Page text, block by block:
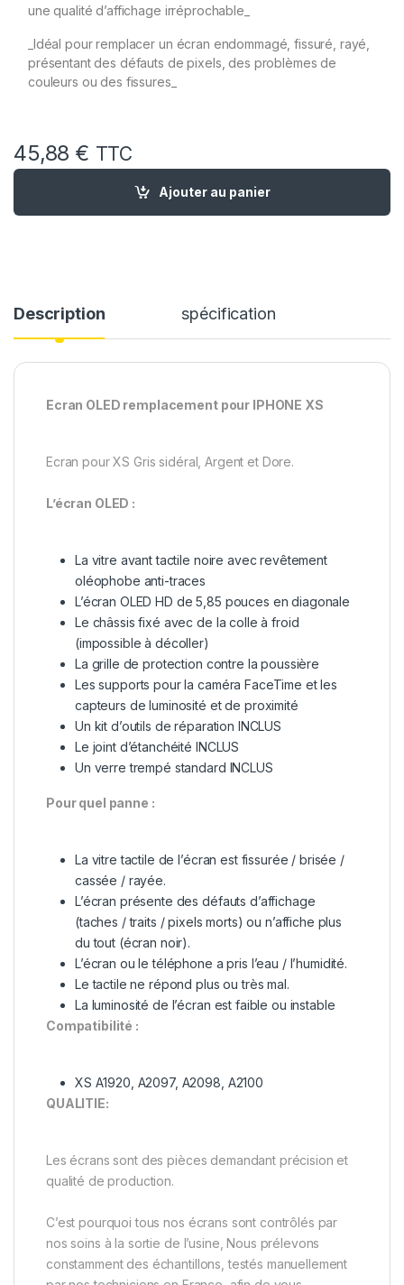
une qualité d’affichage irréprochable_
_Idéal pour remplacer un écran endommagé, fissuré, rayé,
présentant des défauts de pixels, des problèmes de
couleurs ou des fissures_
45,88 € TTC
quantité de Ecran OLED Remplacement pour iPhone XS
Ajouter au panier
Description spécification
Ecran OLED remplacement pour IPHONE XS
Ecran pour XS Gris sidéral, Argent et Dore.
L’écran OLED :
La vitre avant tactile noire avec revêtement
oléophobe anti-traces
L’écran OLED HD de 5,85 pouces en diagonale
Le châssis fixé avec de la colle à froid
(impossible à décoller)
La grille de protection contre la poussière
Les supports pour la caméra FaceTime et les
capteurs de luminosité et de proximité
Un kit d’outils de réparation INCLUS
Le joint d’étanchéité INCLUS
Un verre trempé standard INCLUS
Pour quel panne :
La vitre tactile de l’écran est fissurée / brisée /
cassée / rayée.
L’écran présente des défauts d’affichage
(taches / traits / pixels morts) ou n’affiche plus
du tout (écran noir).
L’écran ou le téléphone a pris l’eau / l’humidité.
Le tactile ne répond plus ou très mal.
La luminosité de l’écran est faible ou instable
Compatibilité :
XS A1920, A2097, A2098, A2100
QUALITIE:
Les écrans sont des pièces demandant précision et
qualité de production.
C’est pourquoi tous nos écrans sont contrôlés par
nos soins à la sortie de l’usine, Nous prélevons
constamment des échantillons, testés manuellement